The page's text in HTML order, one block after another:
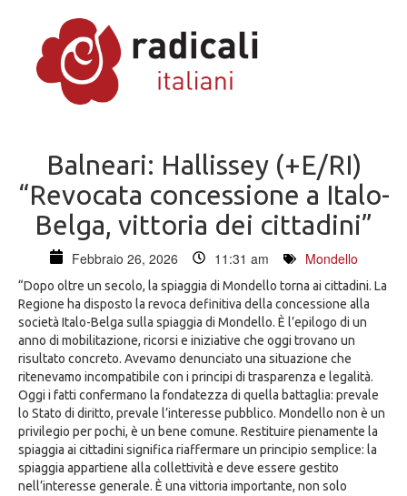
Balneari: Hallissey (+E/RI)
“Revocata concessione a Italo-
Belga, vittoria dei cittadini”
Febbraio 26, 2026 11:31 am Mondello
“Dopo oltre un secolo, la spiaggia di Mondello torna ai cittadini. La
Regione ha disposto la revoca definitiva della concessione alla
società Italo-Belga sulla spiaggia di Mondello. È l’epilogo di un
anno di mobilitazione, ricorsi e iniziative che oggi trovano un
risultato concreto. Avevamo denunciato una situazione che
ritenevamo incompatibile con i principi di trasparenza e legalità.
Oggi i fatti confermano la fondatezza di quella battaglia: prevale
lo Stato di diritto, prevale l’interesse pubblico. Mondello non è un
privilegio per pochi, è un bene comune. Restituire pienamente la
spiaggia ai cittadini significa riaffermare un principio semplice: la
spiaggia appartiene alla collettività e deve essere gestito
nell’interesse generale. È una vittoria importante, non solo